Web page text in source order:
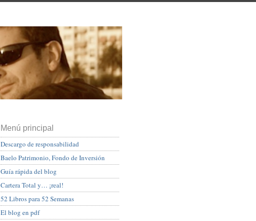
Menú principal
Descargo de responsabilidad
Baelo Patrimonio, Fondo de Inversión
Guía rápida del blog
Cartera Total y… ¡real!
52 Libros para 52 Semanas
El blog en pdf